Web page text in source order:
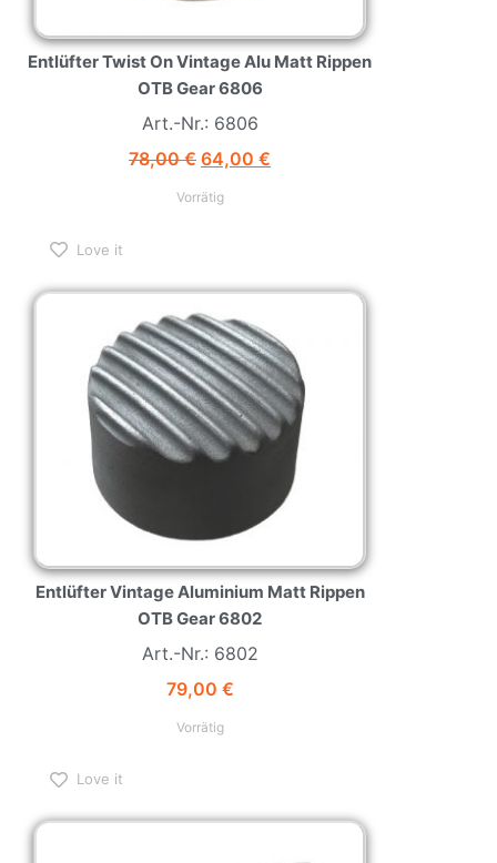
Entlüfter Twist On Vintage Alu Matt Rippen
OTB Gear 6806
Art.-Nr.: 6806
78,00€ 64,00 €
Vorrätig
Love it
Entlüfter Vintage Aluminium Matt Rippen
OTB Gear 6802
Art.-Nr.: 6802
79,00 €
Vorrätig
Love it